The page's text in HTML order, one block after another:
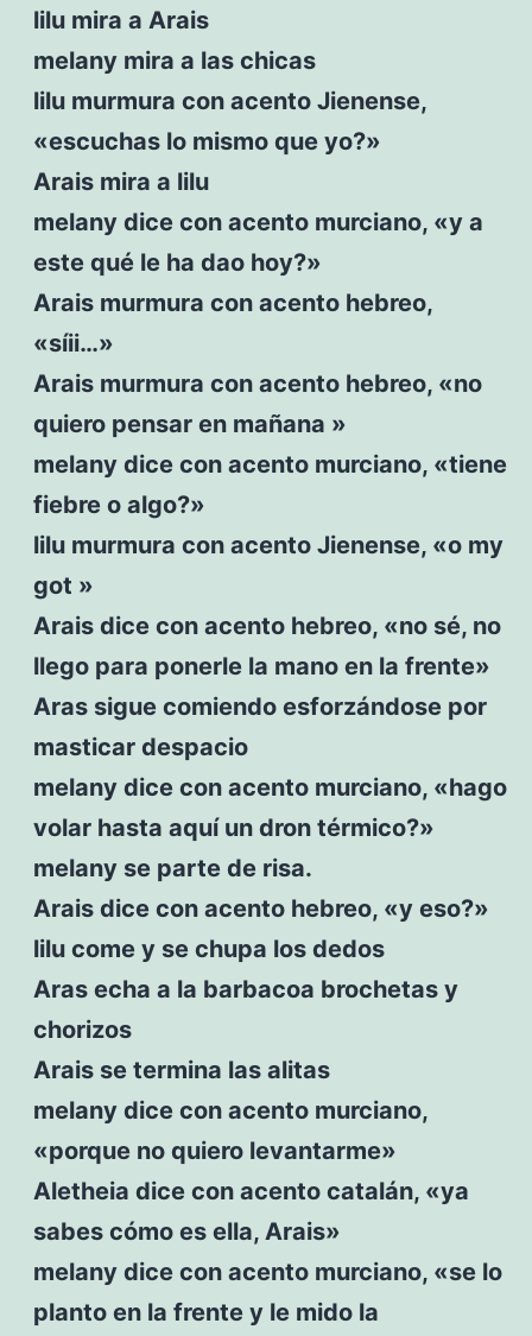
lilu mira a Arais
melany mira a las chicas
lilu murmura con acento Jienense,
«escuchas lo mismo que yo?»
Arais mira a lilu
melany dice con acento murciano, «y a
este qué le ha dao hoy?»
Arais murmura con acento hebreo,
«síii…»
Arais murmura con acento hebreo, «no
quiero pensar en mañana »
melany dice con acento murciano, «tiene
fiebre o algo?»
lilu murmura con acento Jienense, «o my
got »
Arais dice con acento hebreo, «no sé, no
llego para ponerle la mano en la frente»
Aras sigue comiendo esforzándose por
masticar despacio
melany dice con acento murciano, «hago
volar hasta aquí un dron térmico?»
melany se parte de risa.
Arais dice con acento hebreo, «y eso?»
lilu come y se chupa los dedos
Aras echa a la barbacoa brochetas y
chorizos
Arais se termina las alitas
melany dice con acento murciano,
«porque no quiero levantarme»
Aletheia dice con acento catalán, «ya
sabes cómo es ella, Arais»
melany dice con acento murciano, «se lo
planto en la frente y le mido la